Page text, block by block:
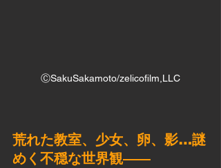
ⒸSakuSakamoto/zelicofilm,LLC
荒れた教室、少女、卵、影…謎
めく不穏な世界観――